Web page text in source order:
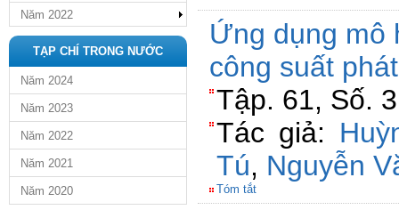
Năm 2022
TẠP CHÍ TRONG NƯỚC
Năm 2024
Năm 2023
Năm 2022
Năm 2021
Năm 2020
Ứng dụng mô
công suất
Tập. 61, Số.
Tác giả:
Tú, Nguyễn
Tóm tắt